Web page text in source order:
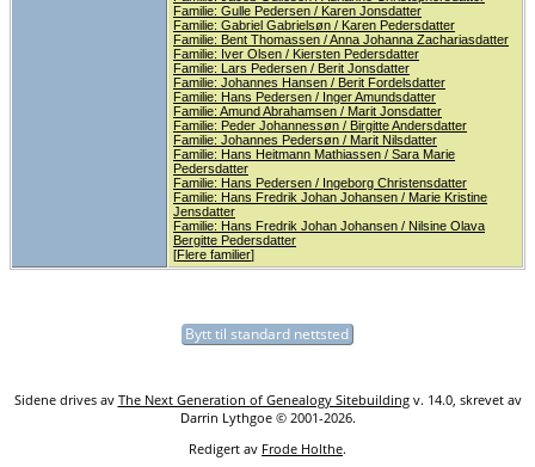
Familie: Gulle Pedersen / Karen Jonsdatter
Familie: Gabriel Gabrielsøn / Karen Pedersdatter
Familie: Bent Thomassen / Anna Johanna Zachariasdatter
Familie: Iver Olsen / Kiersten Pedersdatter
Familie: Lars Pedersen / Berit Jonsdatter
Familie: Johannes Hansen / Berit Fordelsdatter
Familie: Hans Pedersen / Inger Amundsdatter
Familie: Amund Abrahamsen / Marit Jonsdatter
Familie: Peder Johannessøn / Birgitte Andersdatter
Familie: Johannes Pedersøn / Marit Nilsdatter
Familie: Hans Heitmann Mathiassen / Sara Marie
Pedersdatter
Familie: Hans Pedersen / Ingeborg Christensdatter
Familie: Hans Fredrik Johan Johansen / Marie Kristine
Jensdatter
Familie: Hans Fredrik Johan Johansen / Nilsine Olava
Bergitte Pedersdatter
[Flere familier]
Bytt til standard nettsted
Sidene drives av The Next Generation of Genealogy Sitebuildingv. 14.0, skrevet av
Darrin Lythgoe © 2001-2026.
Redigert av Frode Holthe.